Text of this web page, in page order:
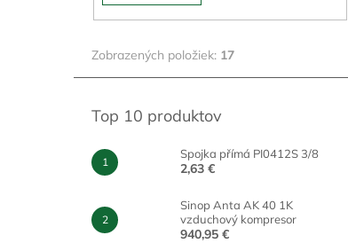
Zobrazených položiek: 17
Top 10 produktov
Spojka přímá PI0412S 3/8
2,63 €
Sinop Anta AK 40 1K
vzduchový kompresor
940,95 €